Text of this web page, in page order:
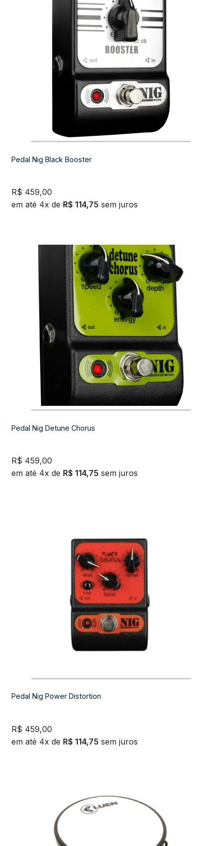
Pedal Nig Black Booster
R$ 459,00
em até 4x de R$ 114,75 sem juros
Pedal Nig Detune Chorus
R$ 459,00
em até 4x de R$ 114,75 sem juros
Pedal Nig Power Distortion
R$ 459,00
em até 4x de R$ 114,75 sem juros